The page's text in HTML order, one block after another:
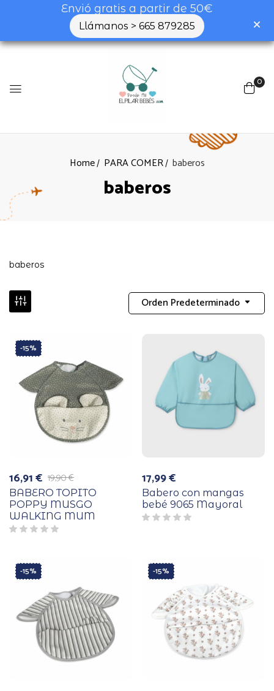
Envió gratis a partir de 50€
Llámanos > 665 879285
0
Home PARA COMER baberos
baberos
baberos
Orden Predeterminado
-15%
19,90€
El
precio
original
era:
19,90 €.
16,91€
El
precio
actual
es:
16,91 €.
BABERO TOPITO
POPPY MUSGO
WALKING MUM
17,99€
Babero con mangas
bebé 9065 Mayoral
-15% -15%